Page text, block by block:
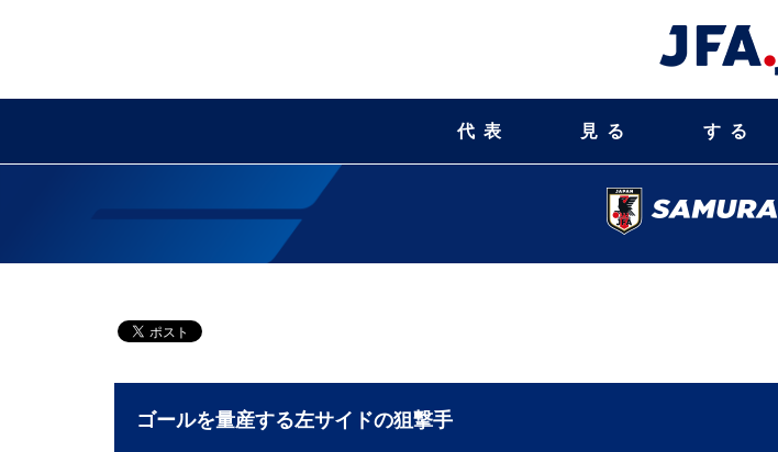
代表 見る する
ゴールを量産する左サイドの狙撃手